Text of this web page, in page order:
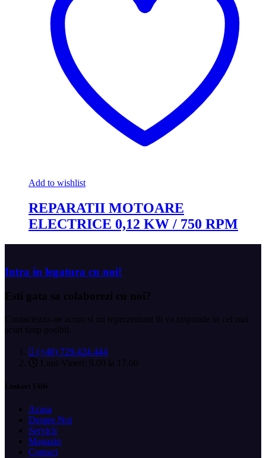
Add to wishlist
REPARATII MOTOARE
ELECTRICE 0,12 KW / 750 RPM
Intra in legatura cu noi!
Esti gata sa colaborezi cu noi?
Contacteaza-ne acum si un reprezentant iti va raspunde in cel mai
scurt timp posibil.
(+40) 729.424.444
Luni-Vineri: 9.00 la 17.00
Linkuri Utile
Acasa
Despre Noi
Servicii
Magazin
Contact